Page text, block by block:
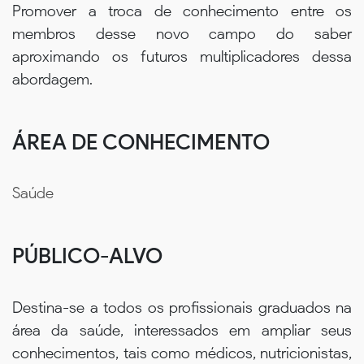
Promover a troca de conhecimento entre os
membros desse novo campo do saber
aproximando os futuros multiplicadores dessa
abordagem.
ÁREA DE CONHECIMENTO
Saúde
PÚBLICO-ALVO
Destina-se a todos os profissionais graduados na
área da saúde, interessados em ampliar seus
conhecimentos, tais como médicos, nutricionistas,